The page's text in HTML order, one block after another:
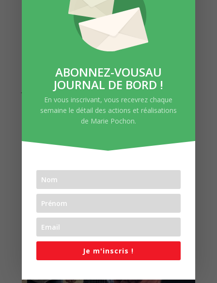
Journal de bord #164
Jeremy Chossat|Mai 21, 2026|Journal de Bord
Bonjour à toutes et tous, La semaine dernière nous
la proposition de loi Montagne… qui malheureusement
prépare si peu et si mal nos territoires montagnards à
ABONNEZ-VOUSAU
JOURNAL DE BORD !
En vous inscrivant, vous recevrez chaque
semaine le détail des actions et réalisations
de Marie Pochon.
Je m'inscris !